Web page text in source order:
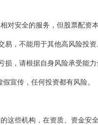
对安全的服务，但股票配资
，不能用于其他高风险投资
，请根据自身风险承受能力
宣传，任何投资都有风险。
这些机构，在资质、资金安